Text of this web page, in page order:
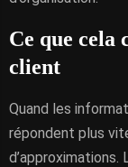
Ce que cela
client
Quand les
répondent plus